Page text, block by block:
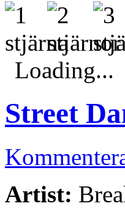
Loading...
Street
Artist: